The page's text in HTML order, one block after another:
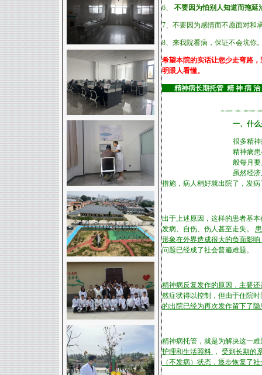
6、 不要因为怕别人知道而拖延
7、不要因为感情而不愿面对和
8、来我院看病，保证不会坑你
希望本院的实话让您少走弯路
明眼人看懂。
精神病长期托管 精 神 病 治
全国患者可
一、什
很多精
精神病
般每月
虽然经
措施，病人稍好就出院了，发
出于上述原因，这样的患者基
发病、自伤、伤人甚至走失。
形象在外界造成很大的负面影响
问题已经成了社会普遍难题。
精神病反复发作的原因，主要
然症状得以控制，但由于住院
的出院已经为再次发作留下了
精神病托管，就是为解决这一
护理和生活照料 ， 受到长期的
（不发病）状态，逐步恢复了